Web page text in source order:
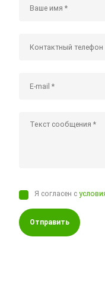
Я согласен с
Отправить